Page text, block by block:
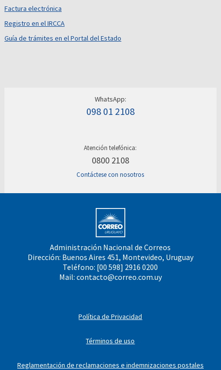
Factura electrónica
Registro en el IRCCA
Guía de trámites en el Portal del Estado
WhatsApp:
098 01 2108
Atención telefónica:
0800 2108
Contáctese con nosotros
Administración Nacional de Correos
Dirección: Buenos Aires 451, Montevideo, Uruguay
Teléfono: [00 598] 2916 0200
Mail: contacto@correo.com.uy
Política de Privacidad
Términos de uso
Reglamentación de reclamaciones e indemnizaciones postales